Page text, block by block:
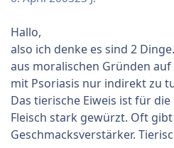
Hallo,
also ich denke es sind 2
aus moralischen Gründen
mit Psoriasis nur indirekt zu
Das tierische Eiweis ist für
Fleisch stark gewürzt. Oft
Geschmacksverstärker.